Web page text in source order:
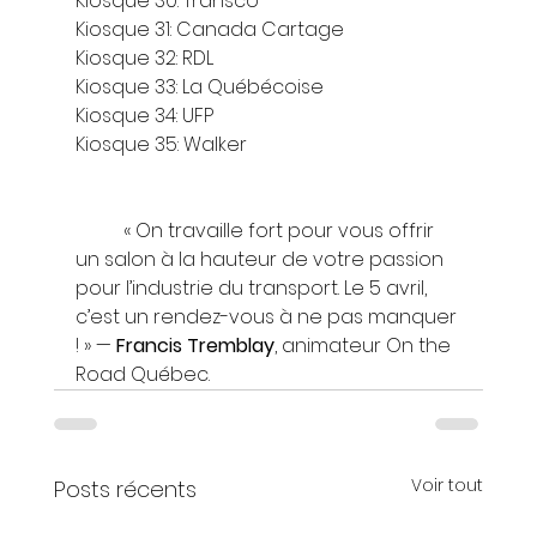
Kiosque 31: Canada Cartage
Kiosque 32: RDL
Kiosque 33: La Québécoise
Kiosque 34: UFP
Kiosque 35: Walker
un salon à la hauteur de votre passion
pour l’industrie du transport. Le 5 avril,
c’est un rendez-vous à ne pas manquer
! » — Francis Tremblay, animateur On the
Road Québec.
Posts récents Voir tout